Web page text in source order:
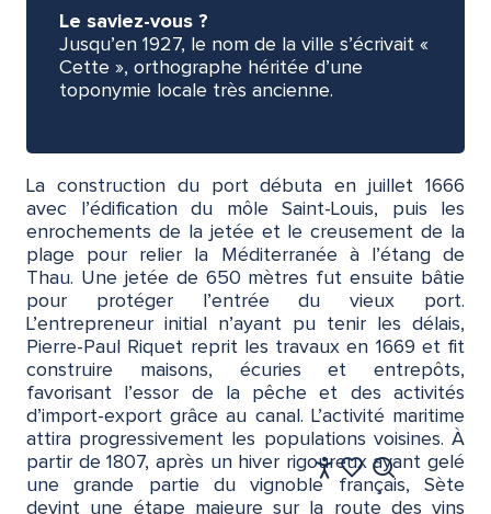
Accessibilité
Voir les favoris
Recherche
FR
Le saviez-vous ?
Jusqu’en 1927, le nom de la ville s’écrivait «
Cette », orthographe héritée d’une
toponymie locale très ancienne.
La construction du port débuta en juillet 1666
avec l’édification du môle Saint-Louis, puis les
enrochements de la jetée et le creusement de la
plage pour relier la Méditerranée à l’étang de
Thau. Une jetée de 650 mètres fut ensuite bâtie
pour protéger l’entrée du vieux port.
L’entrepreneur initial n’ayant pu tenir les délais,
Pierre-Paul Riquet reprit les travaux en 1669 et fit
construire maisons, écuries et entrepôts,
favorisant l’essor de la pêche et des activités
d’import-export grâce au canal. L’activité maritime
attira progressivement les populations voisines. À
partir de 1807, après un hiver rigoureux ayant gelé
une grande partie du vignoble français, Sète
devint une étape majeure sur la route des vins